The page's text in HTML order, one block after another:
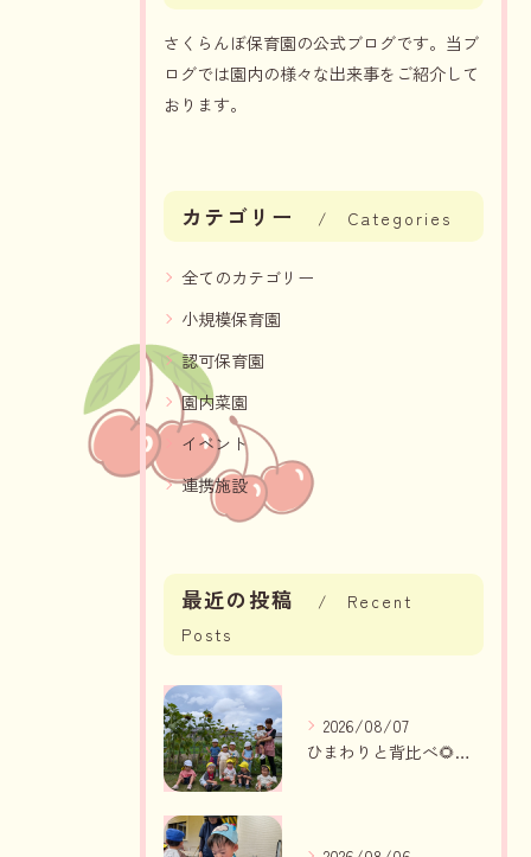
さくらんぼ保育園の公式ブログです。当ブ
ログでは園内の様々な出来事をご紹介して
おります。
カテゴリー Categories
全てのカテゴリー
小規模保育園
認可保育園
園内菜園
イベント
連携施設
最近の投稿
Recent
Posts
2026/08/07
ひまわりと背比べ🌻（りんご組、いちご組）